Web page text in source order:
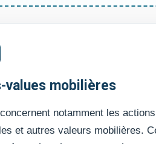
values mobilières
notamment les
et autres valeurs mobilières.